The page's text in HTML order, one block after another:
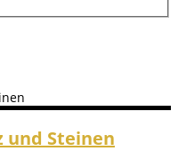
und Steinen